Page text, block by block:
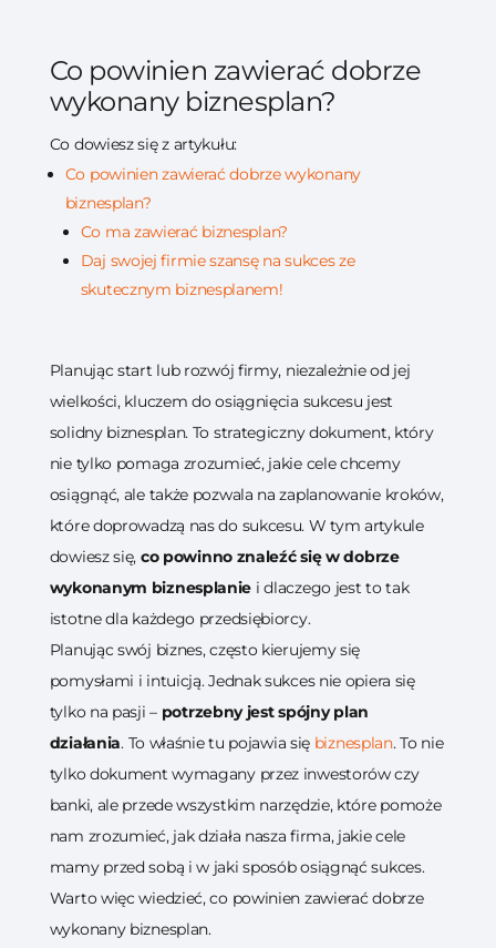
Co powinien zawierać dobrze
wykonany biznesplan?
Co dowiesz się z artykułu:
Co powinien zawierać dobrze wykonany
biznesplan?
Co ma zawierać biznesplan?
Daj swojej firmie szansę na sukces ze
skutecznym biznesplanem!
Planując start lub rozwój firmy, niezależnie od jej
wielkości, kluczem do osiągnięcia sukcesu jest
solidny biznesplan. To strategiczny dokument, który
nie tylko pomaga zrozumieć, jakie cele chcemy
osiągnąć, ale także pozwala na zaplanowanie kroków,
które doprowadzą nas do sukcesu. W tym artykule
dowiesz się, co powinno znaleźć się w dobrze
wykonanym biznesplanie i dlaczego jest to tak
istotne dla każdego przedsiębiorcy.
Planując swój biznes, często kierujemy się
pomysłami i intuicją. Jednak sukces nie opiera się
tylko na pasji – potrzebny jest spójny plan
działania. To właśnie tu pojawia się biznesplan. To nie
tylko dokument wymagany przez inwestorów czy
banki, ale przede wszystkim narzędzie, które pomoże
nam zrozumieć, jak działa nasza firma, jakie cele
mamy przed sobą i w jaki sposób osiągnąć sukces.
Warto więc wiedzieć, co powinien zawierać dobrze
wykonany biznesplan.